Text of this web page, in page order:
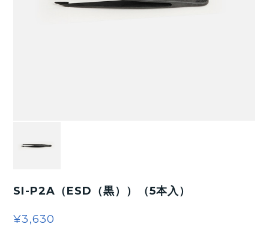
SI-P2A（ESD（黒））（5本入）
¥3,630